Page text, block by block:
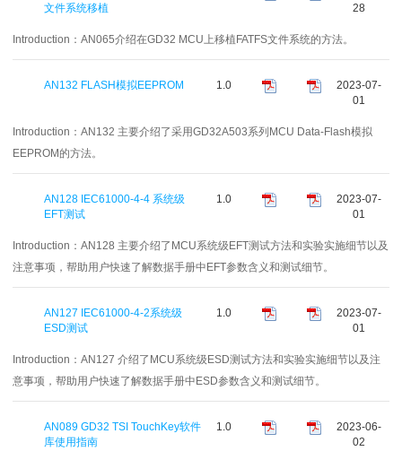
文件系统移植
28
Introduction： AN065介绍在GD32 MCU上移植FATFS文件系统的方法。
AN132 FLASH模拟EEPROM 1.0
2023-07-
01
Introduction： AN132 主要介绍了采用GD32A503系列MCU Data-Flash模拟
EEPROM的方法。
AN128 IEC61000-4-4 系统级
EFT测试
1.0
2023-07-
01
Introduction： AN128 主要介绍了MCU系统级EFT测试方法和实验实施细节以及
注意事项，帮助用户快速了解数据手册中EFT参数含义和测试细节。
AN127 IEC61000-4-2系统级
ESD测试
1.0
2023-07-
01
Introduction： AN127 介绍了MCU系统级ESD测试方法和实验实施细节以及注
意事项，帮助用户快速了解数据手册中ESD参数含义和测试细节。
AN089 GD32 TSI TouchKey软件
库使用指南
1.0
2023-06-
02